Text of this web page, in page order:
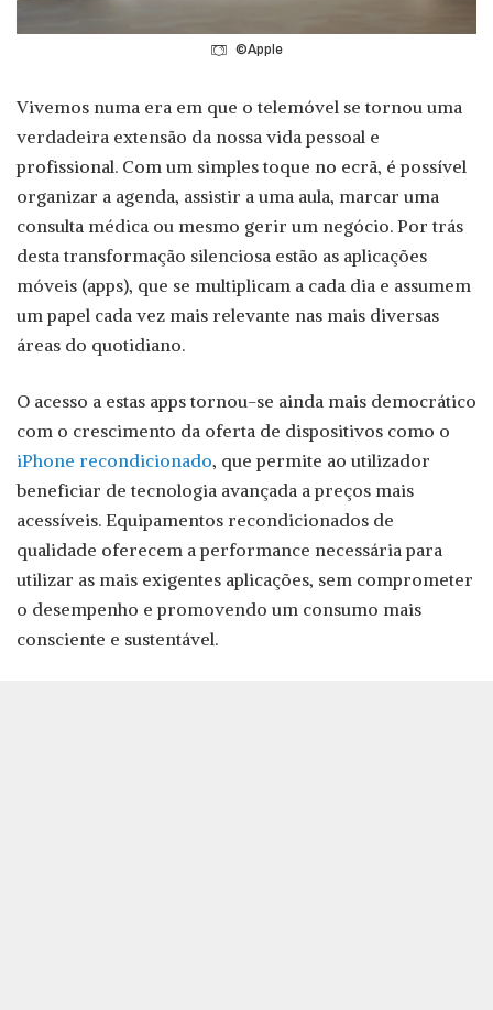
©Apple
Vivemos numa era em que o telemóvel se tornou uma
verdadeira extensão da nossa vida pessoal e
profissional. Com um simples toque no ecrã, é possível
organizar a agenda, assistir a uma aula, marcar uma
consulta médica ou mesmo gerir um negócio. Por trás
desta transformação silenciosa estão as aplicações
móveis (apps), que se multiplicam a cada dia e assumem
um papel cada vez mais relevante nas mais diversas
áreas do quotidiano.
O acesso a estas apps tornou-se ainda mais democrático
com o crescimento da oferta de dispositivos como o
iPhone recondicionado, que permite ao utilizador
beneficiar de tecnologia avançada a preços mais
acessíveis. Equipamentos recondicionados de
qualidade oferecem a performance necessária para
utilizar as mais exigentes aplicações, sem comprometer
o desempenho e promovendo um consumo mais
consciente e sustentável.